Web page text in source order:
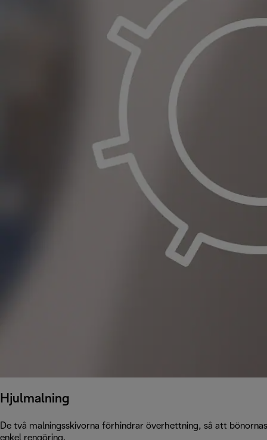
Hjulmalning
De två malningsskivorna förhindrar överhettning, så att
enkel rengöring.